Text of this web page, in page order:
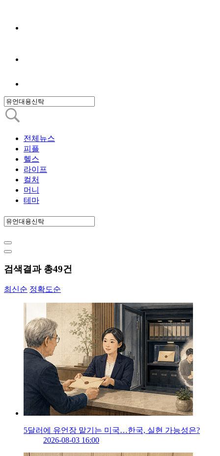
전체뉴스
피플
헬스
라이프
컬처
머니
테마
검색결과 총49건
최신순 정확도순
5달러에 유언장 맡기는 미국…한국, 실현 가능성은?
2026-08-03 16:00